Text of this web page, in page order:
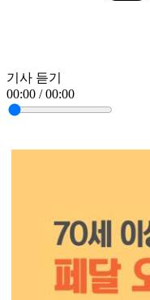
기사 듣기
00:00 / 00:00